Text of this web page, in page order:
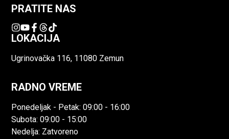
PRATITE NAS
LOKACIJA
Ugrinovačka 116, 11080 Zemun
RADNO VREME
Ponedeljak - Petak: 09:00 - 16:00
Subota: 09:00 - 15:00
Nedelja: Zatvoreno